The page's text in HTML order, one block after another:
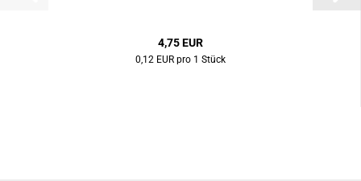
4,75 EUR
0,12 EUR pro 1 Stück